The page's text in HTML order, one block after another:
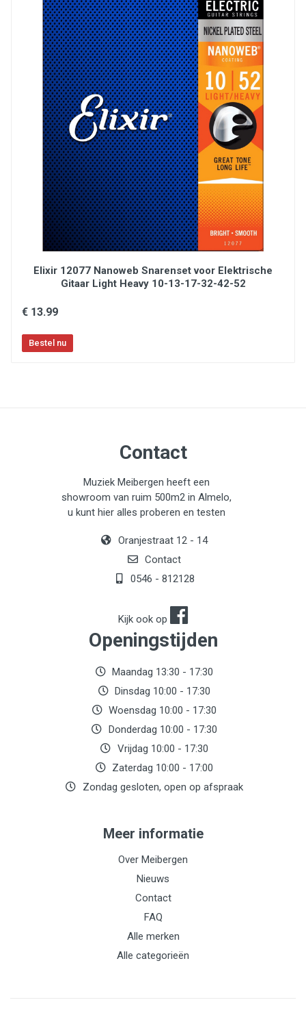
Elixir 12077 Nanoweb Snarenset voor Elektrische
Gitaar Light Heavy 10-13-17-32-42-52
€ 13.99
Contact
Muziek Meibergen heeft een
showroom van ruim 500m2 in Almelo,
u kunt hier alles proberen en testen
Oranjestraat 12 - 14
Contact
0546 - 812128
Kijk ook op
Openingstijden
Maandag 13:30 - 17:30
Dinsdag 10:00 - 17:30
Woensdag 10:00 - 17:30
Donderdag 10:00 - 17:30
Vrijdag 10:00 - 17:30
Zaterdag 10:00 - 17:00
Zondag gesloten, open op afspraak
Meer informatie
Over Meibergen
Nieuws
Contact
FAQ
Alle merken
Alle categorieën